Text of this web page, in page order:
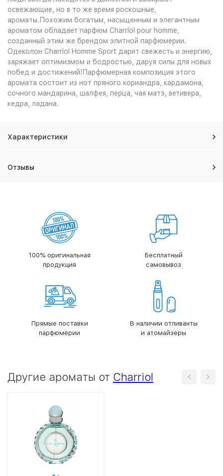
освежающие, но в то же время роскошные,
ароматы.Похожим богатым, насыщенным и элегантным
ароматом обладает парфюм Charriol pour homme,
созданный этим же брендом элитной парфюмерии.
Одеколон Charriol Homme Sport дарит свежесть и энергию,
заряжает оптимизмом и бодростью, даруя силы для новых
побед и достижений!Парфюмерная композиция этого
аромата состоит из нот пряного кориандра, кардамона,
сочного мандарина, шалфея, перца, чая матэ, ветивера,
кедра, ладана.
Характеристики
Отзывы
100% оригинальная
продукция
Бесплатный
самовывоз
Прямые поставки
парфюмерии
В наличии отливанты
и атомайзеры
Другие ароматы от Charriol